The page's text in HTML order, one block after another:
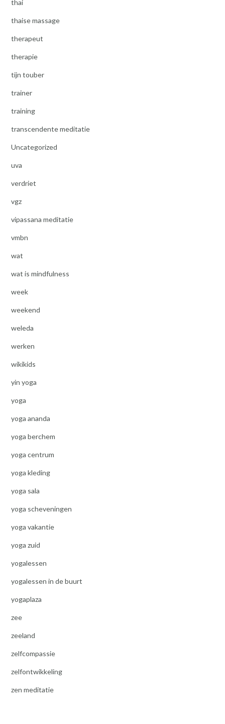
thai
thaise massage
therapeut
therapie
tijn touber
trainer
training
transcendente meditatie
Uncategorized
uva
verdriet
vgz
vipassana meditatie
vmbn
wat
wat is mindfulness
week
weekend
weleda
werken
wikikids
yin yoga
yoga
yoga ananda
yoga berchem
yoga centrum
yoga kleding
yoga sala
yoga scheveningen
yoga vakantie
yoga zuid
yogalessen
yogalessen in de buurt
yogaplaza
zee
zeeland
zelfcompassie
zelfontwikkeling
zen meditatie